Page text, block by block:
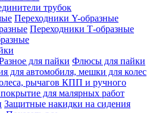
трубок
Переходники Y-образные
Переходники Т-образные
для пайки Флюсы для пайки
для автомобиля, мешки для колес
рычагов КПП и ручного
для малярных работ
Защитные накидки на сидения